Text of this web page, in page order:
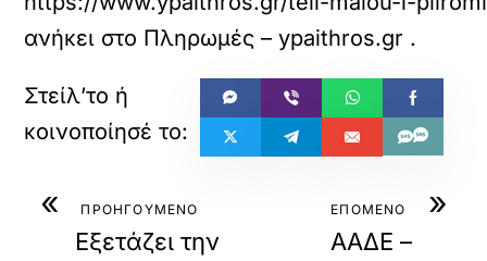
ανήκει στο Πληρωμές – ypaithros.gr .
« ΠΡΟΗΓΟΥΜΕΝΟ
Εξετάζει την
»
ΕΠΟΜΕΝΟ
ΑΑΔΕ –